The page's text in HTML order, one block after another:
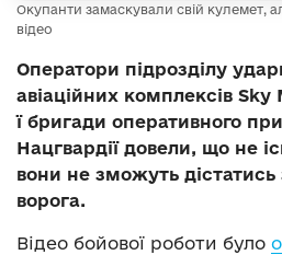
Окупанти замаскували свій кулемет,
відео
Оператори підрозділу
авіаційних комплексів Sky
ї бригади оперативного
Нацгвардії довели, що не
вони не зможуть
ворога.
Відео бойової роботи було